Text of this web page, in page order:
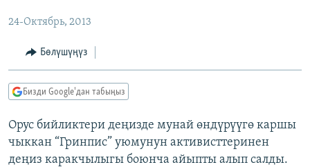
МАДАНИЯТ
ТВ ПРОГРАММАЛАР
БҮГҮН АЗАТТЫКТА
ДАНИСТЕ
ПОДКАСТ
Русский
ОНЛАЙН ШЕРИНЕ
24-Октябрь, 2013
Бөлүшүңүз
Бизди Google'дан табыңыз
Орус бийликтери деңизде мунай өндүрүүгө каршы
чыккан “Гринпис” уюмунун активисттеринен
деңиз каракчылыгы боюнча айыпты алып салды.